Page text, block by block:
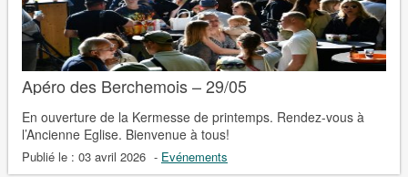
Apéro des Berchemois – 29/05
En ouverture de la Kermesse de printemps. Rendez-vous à
l’Ancienne Eglise. Bienvenue à tous!
Publié le : 03 avril 2026 - Evénements